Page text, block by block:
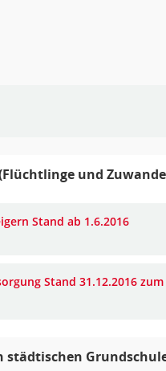
und
Stand ab 1.6.2016
Stand 31.12.2016 zum